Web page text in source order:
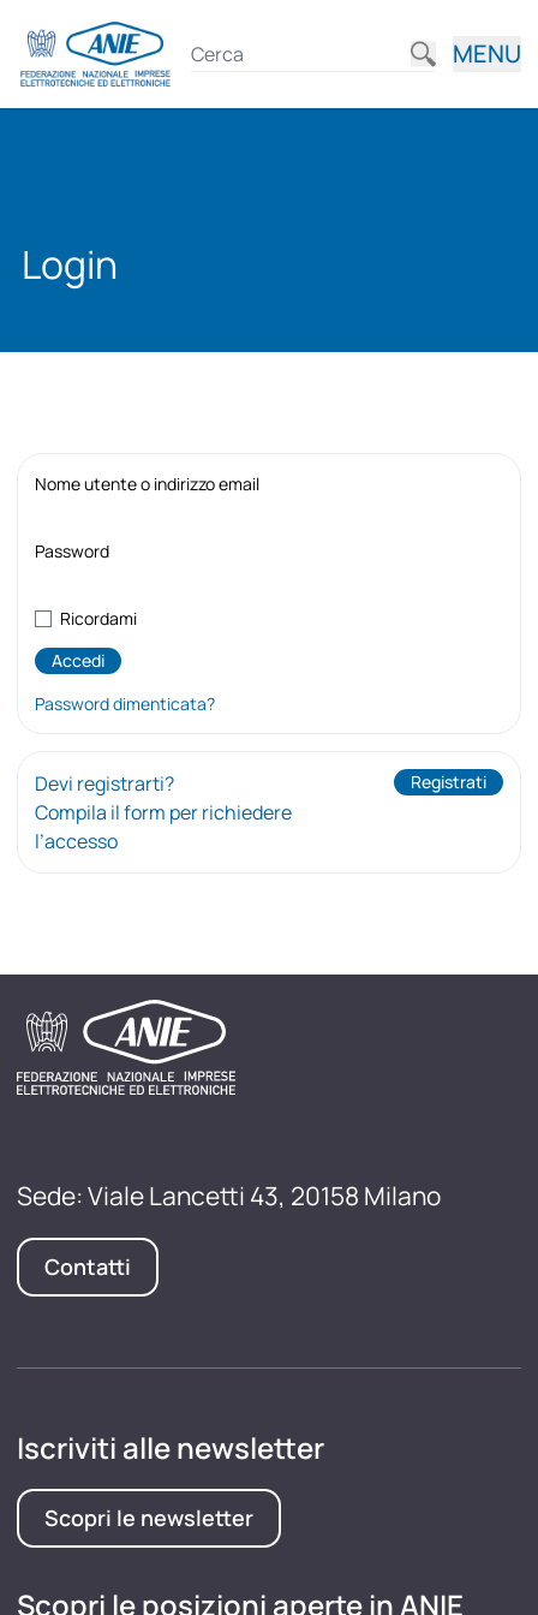
MENU
Login
Nome utente o indirizzo email
Password
Ricordami
Password dimenticata?
Devi registrarti?
Compila il form per richiedere
l’accesso
Registrati
Sede: Viale Lancetti 43, 20158 Milano
Contatti
Iscriviti alle newsletter
Scopri le newsletter
Scopri le posizioni aperte in ANIE